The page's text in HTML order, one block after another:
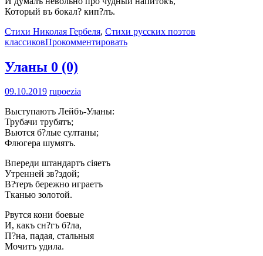
Который въ бокал? кип?лъ.
Стихи Николая Гербеля, Стихи русских поэтов
классиковПрокомментировать
Уланы 0 (0)
09.10.2019 rupoezia
Выступаютъ Лейбъ-Уланы:
Трубачи трубятъ;
Вьются б?лые султаны;
Флюгера шумятъ.
Впереди штандартъ сіяетъ
Утренней зв?здой;
В?теръ бережно играетъ
Тканью золотой.
Рвутся кони боевые
И, какъ сн?гъ б?ла,
П?на, падая, стальныя
Мочитъ удила.